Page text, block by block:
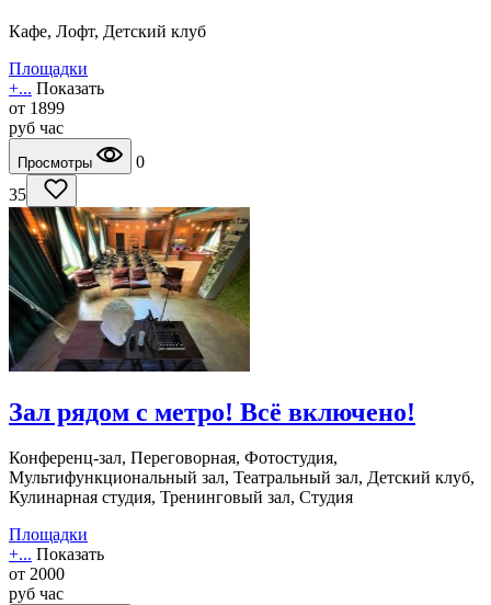
Кафе, Лофт, Детский клуб
Площадки
+... Показать
от 1899
руб час
Просмотры
0
35
Зал рядом с метро! Всё включено!
Конференц-зал, Переговорная, Фотостудия,
Мультифункциональный зал, Театральный зал, Детский клуб,
Кулинарная студия, Тренинговый зал, Студия
Площадки
+... Показать
от 2000
руб час